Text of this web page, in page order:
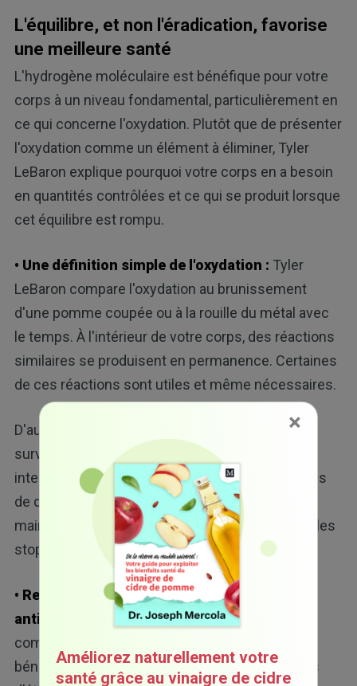
L'équilibre, et non l'éradication, favorise
une meilleure santé
L'hydrogène moléculaire est bénéfique pour votre
corps à un niveau fondamental, particulièrement en
ce qui concerne l'oxydation. Plutôt que de présenter
l'oxydation comme un élément à éliminer, Tyler
LeBaron explique pourquoi votre corps en a besoin
en quantités contrôlées et ce qui se produit lorsque
cet équilibre est rompu.
• Une définition simple de l'oxydation : Tyler
LeBaron compare l'oxydation au brunissement
d'une pomme coupée ou à la rouille du métal avec
le temps. À l'intérieur de votre corps, des réactions
similaires se produisent en permanence. Certaines
de ces réactions sont utiles et même nécessaires.
D'autres deviennent nocives lorsqu'elles
surviennent trop souvent ou de manière trop
intense. Votre corps possède déjà des systèmes
de défense intégrés, comme le glutathion, qui
maintiennent ces réactions sous contrôle sans les
stopper totalement.
• Rectifier un malentendu courant sur les
antioxydants :
La prise de fortes doses de
compléments antioxydants n'est pas toujours
bénéfique et a parfois causé des préjudices lors
×
Améliorez naturellement votre
santé grâce au vinaigre de cidre